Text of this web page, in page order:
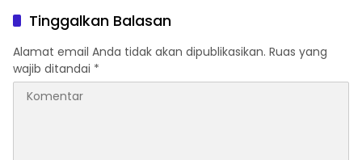
Reformasi Berjalan
Tinggalkan Balasan
Alamat email Anda tidak akan dipublikasikan. Ruas yang
wajib ditandai *